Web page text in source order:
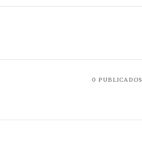
0 PUBLICADOS